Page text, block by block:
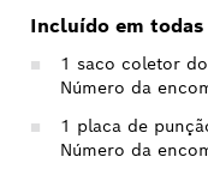
Incluído em todas
1 saco coletor
Número da
1 placa de
Número da